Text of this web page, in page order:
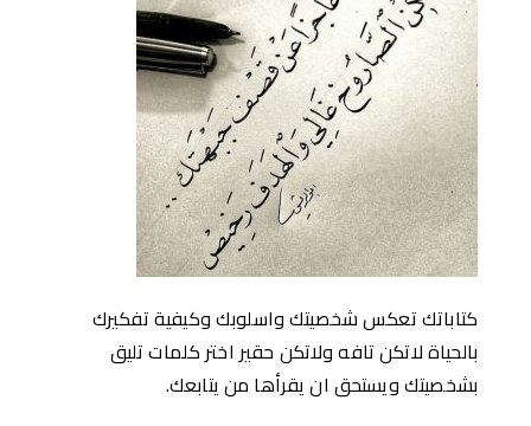
كتاباتك تعكس شخصيتك واسلوبك وكيفية تفكيرك
بالحياة لاتكن تافه ولاتكن حقير اختر كلمات تليق
بشخصيتك ويستحق ان يقرأها من يتابعك.